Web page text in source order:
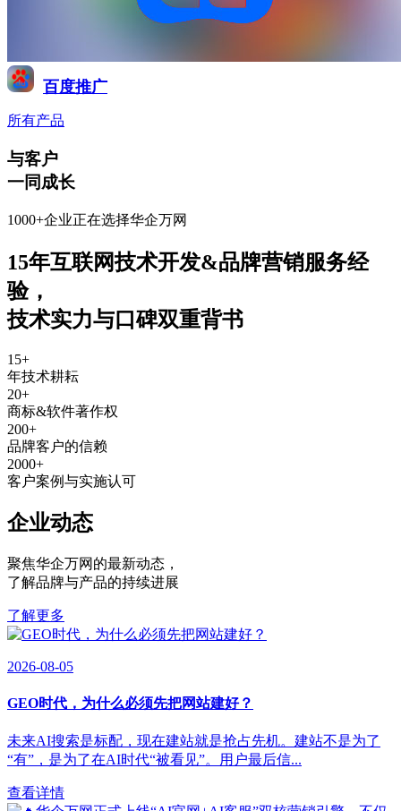
百度推广
所有产品
与客户
一同成长
1000+企业正在选择华企万网
15年互联网技术开发&品牌营销服务经
验，
技术实力与口碑双重背书
15+
年技术耕耘
20+
商标&软件著作权
200+
品牌客户的信赖
2000+
客户案例与实施认可
企业动态
聚焦华企万网的最新动态 ，
了解品牌与产品的持续进展
了解更多
2026-08-05
GEO时代，为什么必须先把网站建好？
未来AI搜索是标配，现在建站就是抢占先机。建站不是为了
“有”，是为了在AI时代“被看见”。用户最后信...
查看详情